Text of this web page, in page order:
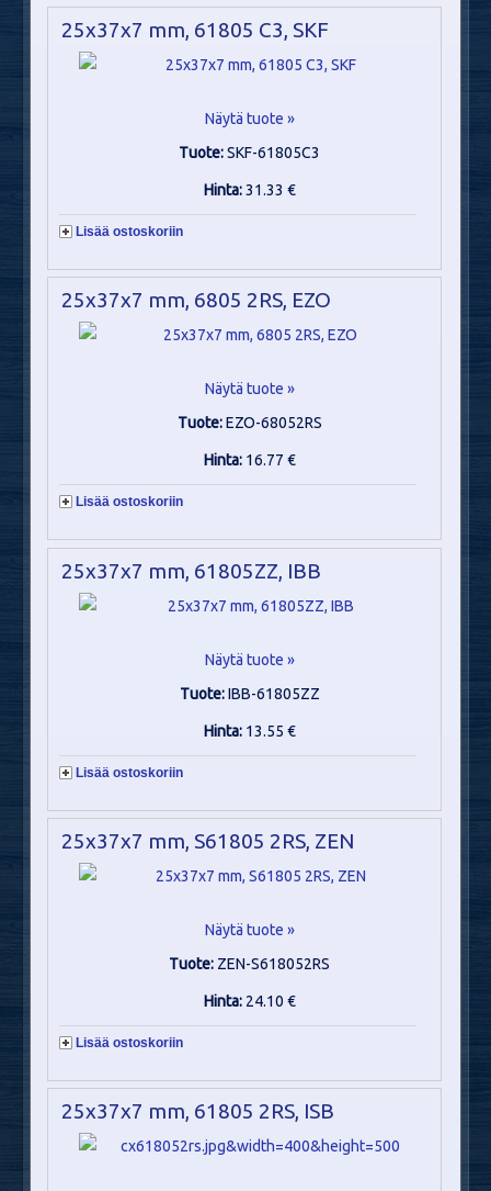
25x37x7 mm, 61805 C3, SKF
Näytä tuote »
Tuote:SKF-61805C3
Hinta:31.33 €
Lisää ostoskoriin
25x37x7 mm, 6805 2RS, EZO
Näytä tuote »
Tuote:EZO-68052RS
Hinta: 16.77 €
Lisää ostoskoriin
25x37x7 mm, 61805ZZ, IBB
Näytä tuote »
Tuote:IBB-61805ZZ
Hinta: 13.55 €
Lisää ostoskoriin
25x37x7 mm, S61805 2RS, ZEN
Näytä tuote »
Tuote: ZEN-S618052RS
Hinta: 24.10 €
Lisää ostoskoriin
25x37x7 mm, 61805 2RS, ISB